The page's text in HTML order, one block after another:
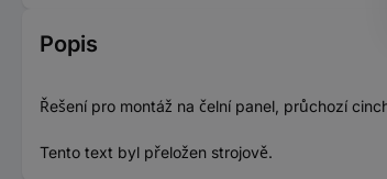
Popis
Řešení pro montáž na čelní panel, průchozí
Tento text byl přeložen strojově.